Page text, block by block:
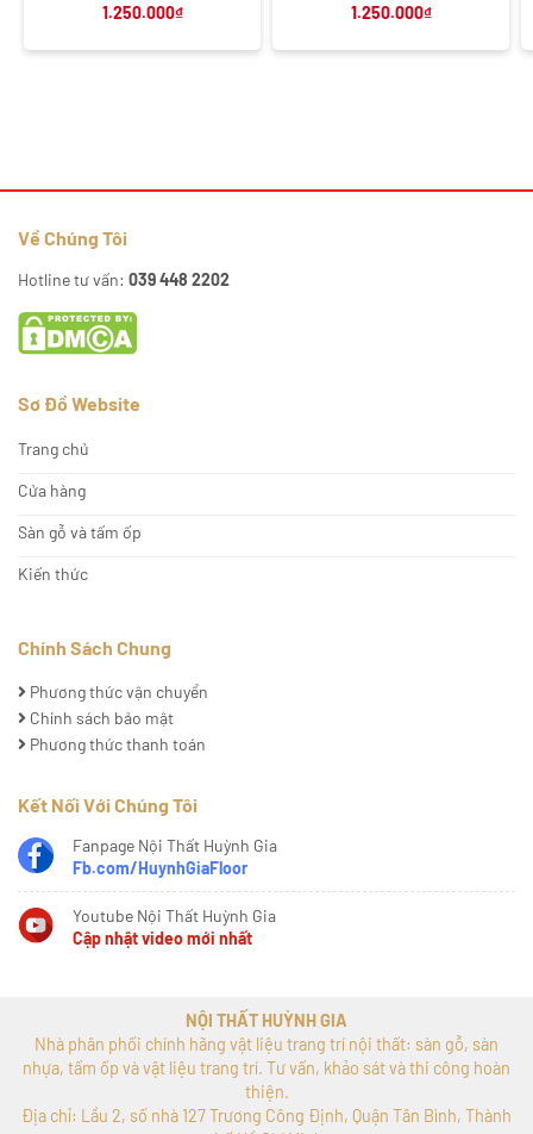
1.250.000₫ 1.250.000₫
Về Chúng Tôi
Hotline tư vấn: 039 448 2202
Sơ Đồ Website
Trang chủ
Cửa hàng
Sàn gỗ và tấm ốp
Kiến thức
Chính Sách Chung
Phương thức vận chuyển
Chính sách bảo mật
Phương thức thanh toán
Kết Nối Với Chúng Tôi
Fanpage Nội Thất Huỳnh Gia
Fb.com/HuynhGiaFloor
Youtube Nội Thất Huỳnh Gia
Cập nhật video mới nhất
NỘI THẤT HUỲNH GIA
Nhà phân phối chính hãng vật liệu trang trí nội thất: sàn gỗ, sàn
nhựa, tấm ốp và vật liệu trang trí. Tư vấn, khảo sát và thi công hoàn
thiện.
Địa chỉ: Lầu 2, số nhà 127 Trương Công Định, Quận Tân Bình, Thành